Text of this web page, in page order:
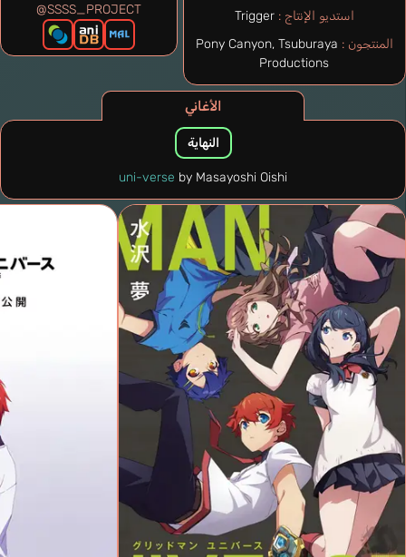
استديو الإنتاج : Trigger
المنتجون : Pony Canyon, Tsuburaya
Productions
الأغاني
النهاية
uni-verse by Masayoshi Oishi
@SSSS_PROJECT